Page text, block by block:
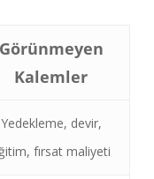
Görünmeyen
Kalemler
Yedekleme, devir,
fırsat maliyeti